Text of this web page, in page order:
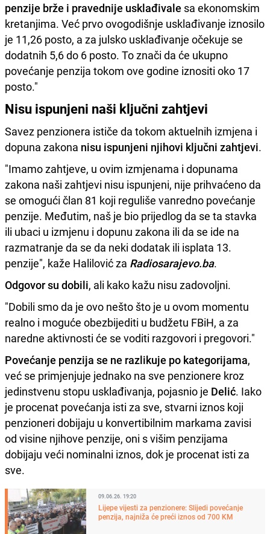
penzije brže i pravednije usklađivale sa ekonomskim
kretanjima. Već prvo ovogodišnje usklađivanje iznosilo
je 11,26 posto, a za julsko usklađivanje očekuje se
dodatnih 5,6 do 6 posto. To znači da će ukupno
povećanje penzija tokom ove godine iznositi oko 17
posto."
Nisu ispunjeni naši ključni zahtjevi
Savez penzionera ističe da tokom aktuelnih izmjena i
dopuna zakona nisu ispunjeni njihovi ključni zahtjevi.
"Imamo zahtjeve, u ovim izmjenama i dopunama
zakona naši zahtjevi nisu ispunjeni, nije prihvaćeno da
se omogući član 81 koji reguliše vanredno povećanje
penzije. Međutim, naš je bio prijedlog da se ta stavka
ili ubaci u izmjenu i dopunu zakona ili da se ide na
razmatranje da se da neki dodatak ili isplata 13.
penzije", kaže Halilović za Radiosarajevo.ba.
Odgovor su dobili, ali kako kažu nisu zadovoljni.
"Dobili smo da je ovo nešto što je u ovom momentu
realno i moguće obezbijediti u budžetu FBiH, a za
naredne aktivnosti će se voditi razgovori i pregovori."
Povećanje penzija se ne razlikuje po kategorijama,
već se primjenjuje jednako na sve penzionere kroz
jedinstvenu stopu usklađivanja, pojasnio je Delić. Iako
je procenat povećanja isti za sve, stvarni iznos koji
penzioneri dobijaju u konvertibilnim markama zavisi
od visine njihove penzije, oni s višim penzijama
dobijaju veći nominalni iznos, dok je procenat isti za
sve.
09.06.26. 19:20
Lijepe vijesti za penzionere: Slijedi povećanje
penzija, najniža će preći iznos od 700 KM